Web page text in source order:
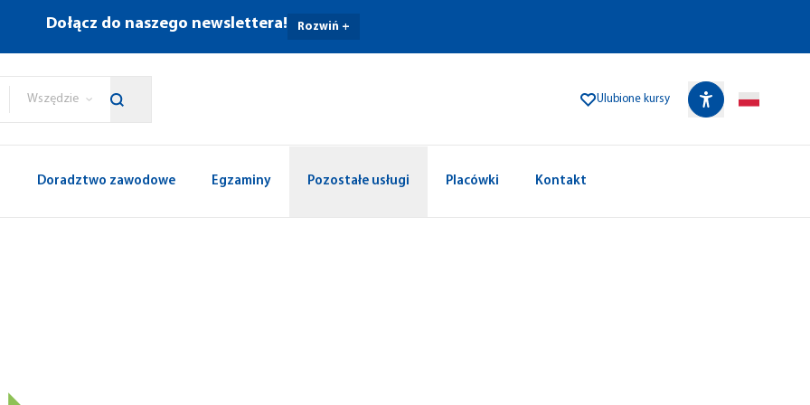
Dołącz do naszego newslettera! Rozwiń +
Wszędzie Ulubione kursy
Doradztwo zawodowe Egzaminy Pozostałe usługi Placówki Kontakt